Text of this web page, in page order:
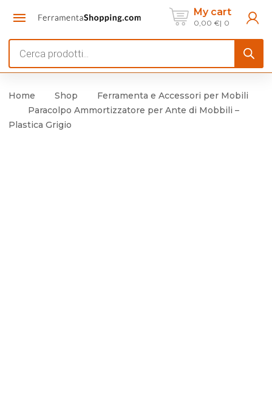
My cart
0,00 € 0
search
Home Shop
Ferramenta e Accessori per Mobili
Paracolpo Ammortizzatore per Ante di Mobbili –
Plastica Grigio